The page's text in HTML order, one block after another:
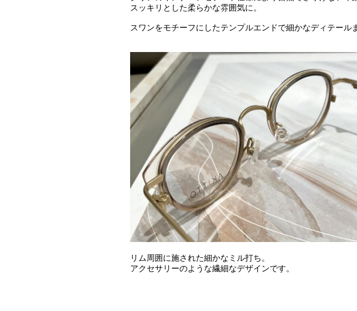
スッキリとした柔らかな雰囲気に。
スワンをモチーフにしたテンプルエンドで細かなディテール
リム周囲に施された細かなミル打ち。
アクセサリーのような繊細なデザインです。